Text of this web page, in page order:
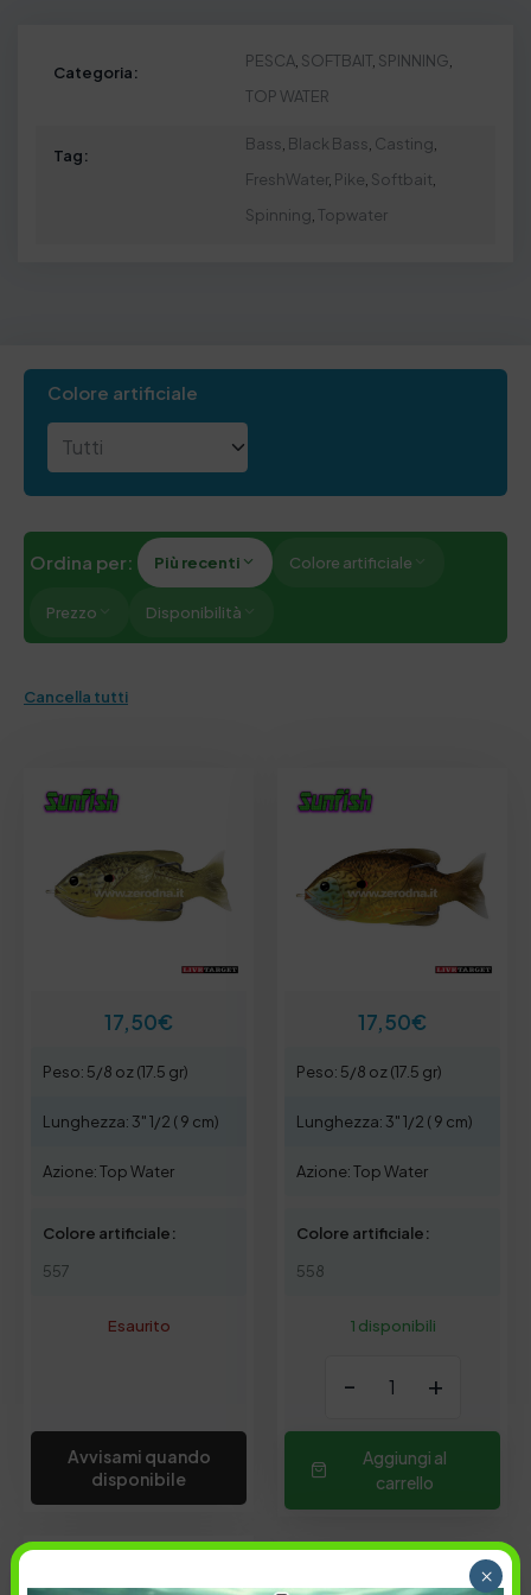
Categoria:
PESCA, SOFTBAIT, SPINNING
TOP WATER
Tag:
Bass Black Bass Casting
FreshWater, Pike Softbait
Spinning Topwater
Colore artificiale
Ordina per: Più recenti Colore artificiale
Prezzo Disponibilità
Cancella tutti
17,50€
Peso: 5/8 oz (17.5 gr)
Lunghezza: 3" 1/2 ( 9 cm)
Azione: Top Water
Colore artificiale:
557
Esaurito
Avvisami quando
disponibile
17,50€
Peso: 5/8 oz (17.5 gr)
Lunghezza: 3" 1/2 ( 9 cm)
Azione: Top Water
Colore artificiale:
558
1 disponibili
- +
Aggiungi al
carrello
×